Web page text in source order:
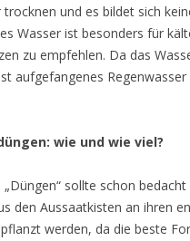
und es bildet sich
Wasser ist besonders für
zu empfehlen. Da das
aufgefangenes
wie und wie viel?
sollte schon
den Aussaatkisten an ihren
werden, da die beste